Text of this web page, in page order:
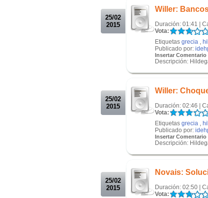
25/02
2015
Willer:
Duración: 01:41 |
Vota:
Etiquetas grecia ,
Publicado por:
Insertar Comentario
Descripción:
25/02
2015
Willer:
Duración: 02:46 |
Vota:
Etiquetas grecia ,
Publicado por:
Insertar Comentario
Descripción:
25/02
2015
Novais:
Duración: 02:50 |
Vota: